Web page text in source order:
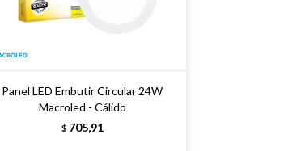
Panel LED Embutir Circular 24W
Macroled - Cálido
$ 705,91